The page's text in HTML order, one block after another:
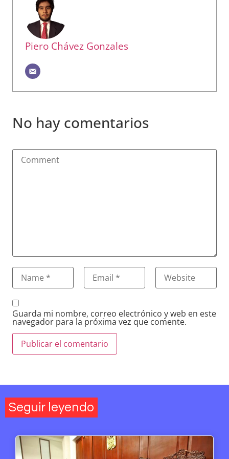
Piero Chávez Gonzales
No hay comentarios
Guarda mi nombre, correo electrónico y web en este
navegador para la próxima vez que comente.
Seguir leyendo